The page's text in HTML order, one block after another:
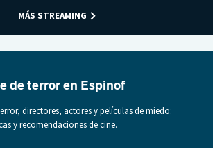
MÁS STREAMING
de terror en Espinof
directores, actores y películas de miedo:
y recomendaciones de cine.